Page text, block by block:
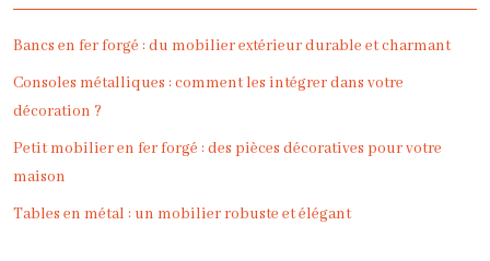
Bancs en fer forgé : du mobilier extérieur durable et charmant
Consoles métalliques : comment les intégrer dans votre
décoration ?
Petit mobilier en fer forgé : des pièces décoratives pour votre
maison
Tables en métal : un mobilier robuste et élégant